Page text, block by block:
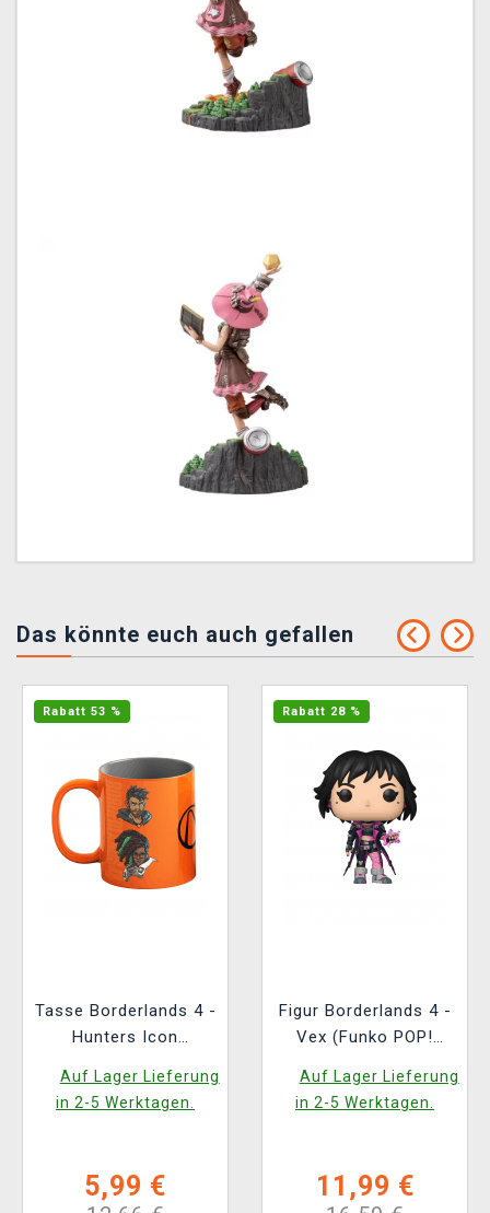
Das könnte euch auch gefallen
Rabatt 53 %
Tasse Borderlands 4 -
Hunters Icon
Auf Lager Lieferung
in 2-5 Werktagen.
5,99 €
Rabatt 28 %
Figur Borderlands 4 -
Vex (Funko POP!
Auf Lager Lieferung
in 2-5 Werktagen.
11,99 €